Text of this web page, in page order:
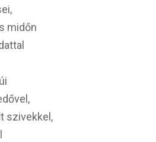
midőn
szivekkel,